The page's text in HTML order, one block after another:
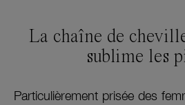
La chaîne de
sublime les
Particulièrement prisée des